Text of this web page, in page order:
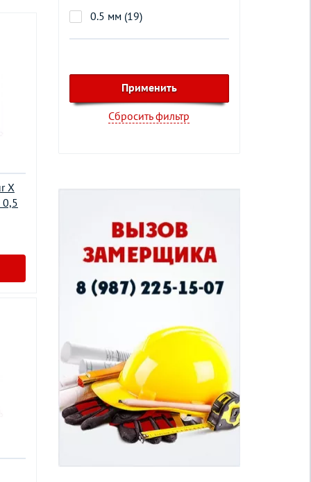
0.5 мм (19)
Сбросить фильтр
X
0,5